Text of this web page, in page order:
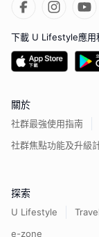
下載 U Lifestyle應用
關於
社群最強使用指南
社群焦點功能及升級
探索
U Lifestyle Travel
e-zone